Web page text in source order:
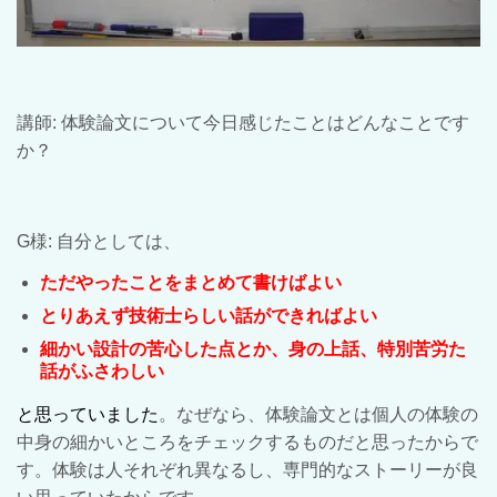
講師: 体験論文について今日感じたことはどんなことです
か？
G様: 自分としては、
ただやったことをまとめて書けばよい
とりあえず技術士らしい話ができればよい
細かい設計の苦心した点とか、身の上話、特別苦労た
話がふさわしい
と思っていました 。なぜなら、体験論文とは個人の体験の
中身の細かいところをチェックするものだと思ったからで
す。体験は人それぞれ異なるし、専門的なストーリーが良